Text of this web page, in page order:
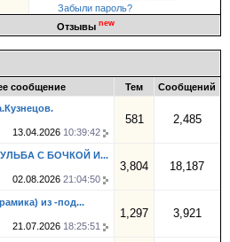
Забыли пароль?
Отзывы new
сообщение Тем Сообщений
13.04.2026 10:39:42
581 2,485
С БОЧКОЙ И...
02.08.2026 21:04:50
3,804 18,187
из -под...
21.07.2026 18:25:51
1,297 3,921